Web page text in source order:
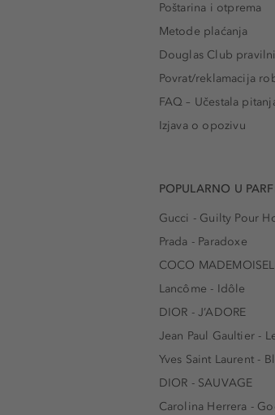
Poštarina i otprema
Metode plaćanja
Douglas Club
Povrat/reklamacija
FAQ – Učestala
Izjava o opozivu
POPULARNO U
Gucci - Guilty Pour
Prada - Paradoxe
COCO
Lancôme - Idôle
DIOR - J’ADORE
Jean Paul Gaultier -
Yves Saint Laurent -
DIOR - SAUVAGE
Carolina Herrera -